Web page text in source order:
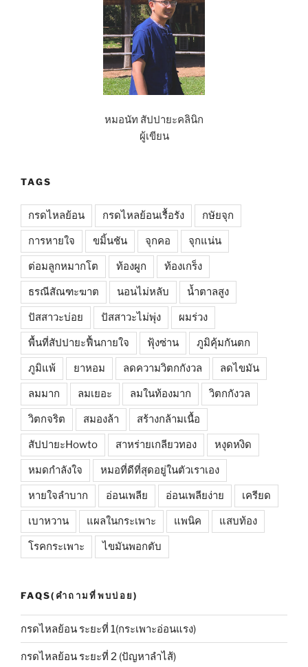
หมอนัท สัปปายะคลินิก
ผู้เขียน
TAGS
กรดไหลย้อน กรดไหลย้อนเรื้อรัง กษัยจุก
การหายใจ ขมิ้นชัน จุกคอ จุกแน่น
ต่อมลูกหมากโต ท้องผูก ท้องเกร็ง
ธรณีสัณฑะฆาต นอนไม่หลับ น้ำตาลสูง
ปัสสาวะบ่อย ปัสสาวะไม่พุ่ง ผมร่วง
พื้นที่สัปปายะฟื้นกายใจ ฟุ้งซ่าน ภูมิคุ้มกันตก
ภูมิแพ้ ยาหอม ลดความวิตกกังวล ลดไขมัน
ลมมาก ลมเยอะ ลมในท้องมาก วิตกกังวล
วิตกจริต สมองล้า สร้างกล้ามเนื้อ
สัปปายะHowto สาหร่ายเกลียวทอง หงุดหงิด
หมดกำลังใจ หมอที่ดีที่สุดอยู่ในตัวเราเอง
หายใจลำบาก อ่อนเพลีย อ่อนเพลียง่าย เครียด
เบาหวาน แผลในกระเพาะ แพนิค แสบท้อง
โรคกระเพาะ ไขมันพอกตับ
FAQS(คำถามที่พบบ่อย)
กรดไหลย้อน ระยะที่ 1(กระเพาะอ่อนแรง)
กรดไหลย้อน ระยะที่ 2 (ปัญหาลำไส้)